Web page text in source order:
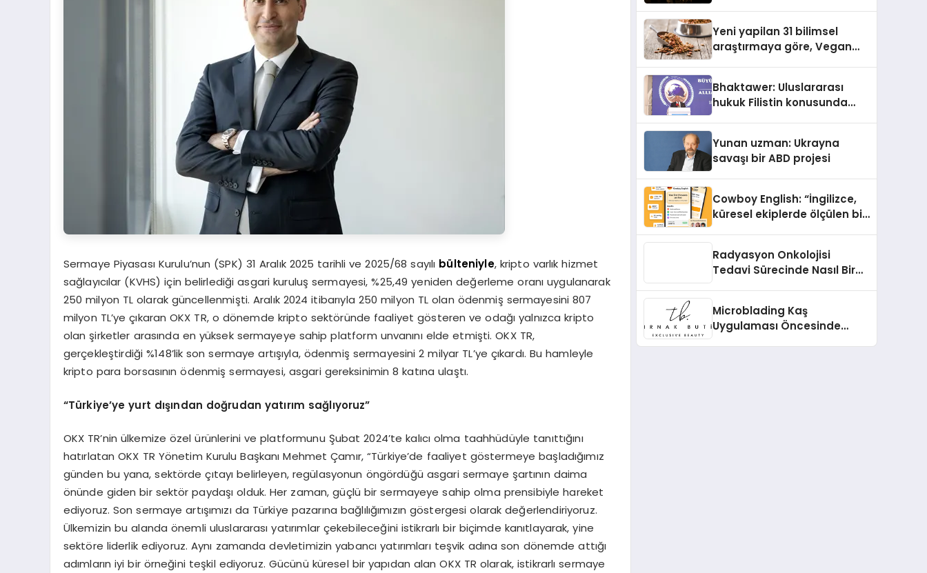
Sermaye Piyasası Kurulu’nun (SPK) 31 Aralık 2025 tarihli ve 2025/68 sayılı bülteniyle, kripto varlık hizmet
sağlayıcılar (KVHS) için belirlediği asgari kuruluş sermayesi, %25,49 yeniden değerleme oranı uygulanarak
250 milyon TL olarak güncellenmişti. Aralık 2024 itibarıyla 250 milyon TL olan ödenmiş sermayesini 807
milyon TL’ye çıkaran OKX TR, o dönemde kripto sektöründe faaliyet gösteren ve odağı yalnızca kripto
olan şirketler arasında en yüksek sermayeye sahip platform unvanını elde etmişti. OKX TR,
gerçekleştirdiği %148’lik son sermaye artışıyla, ödenmiş sermayesini 2 milyar TL’ye çıkardı. Bu hamleyle
kripto para borsasının ödenmiş sermayesi, asgari gereksinimin 8 katına ulaştı.
“Türkiye’ye yurt dışından doğrudan yatırım sağlıyoruz”
OKX TR’nin ülkemize özel ürünlerini ve platformunu Şubat 2024’te kalıcı olma taahhüdüyle tanıttığını
hatırlatan OKX TR Yönetim Kurulu Başkanı Mehmet Çamır, “Türkiye’de faaliyet göstermeye başladığımız
günden bu yana, sektörde çıtayı belirleyen, regülasyonun öngördüğü asgari sermaye şartının daima
önünde giden bir sektör paydaşı olduk. Her zaman, güçlü bir sermayeye sahip olma prensibiyle hareket
ediyoruz. Son sermaye artışımızı da Türkiye pazarına bağlılığımızın göstergesi olarak değerlendiriyoruz.
Ülkemizin bu alanda önemli uluslararası yatırımlar çekebileceğini istikrarlı bir biçimde kanıtlayarak, yine
sektöre liderlik ediyoruz. Aynı zamanda devletimizin yabancı yatırımları teşvik adına son dönemde attığı
adımların iyi bir örneğini teşkil ediyoruz. Gücünü küresel bir yapıdan alan OKX TR olarak, istikrarlı sermaye
Yeni yapilan 31 bilimsel
araştırmaya göre, Vegan
Sindirildiğini Ortaya Koydu
Bhaktawer: Uluslararası
hukuk Filistin konusunda
Yunan uzman: Ukrayna
savaşı bir ABD projesi
Cowboy English: “İngilizce,
küresel ekiplerde ölçülen bir
Radyasyon Onkolojisi
Tedavi Sürecinde Nasıl Bir
Microblading Kaş
Uygulaması Öncesinde